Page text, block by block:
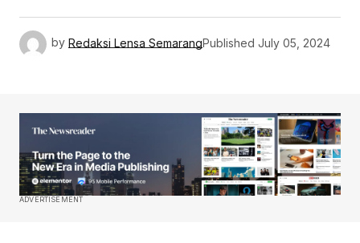
by Redaksi Lensa SemarangPublished July 05, 2024
ADVERTISEMENT